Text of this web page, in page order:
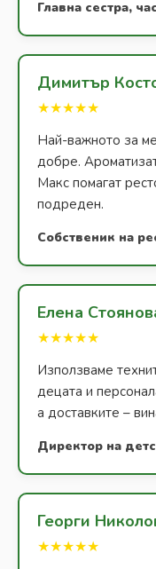
Главна сестра,
Димитър
★★★★★
Най-важното за
добре.
Макс помагат
подреден.
Собственик на
Елена
★★★★★
Използваме
децата и
а доставките –
Директор на
Георги
★★★★★